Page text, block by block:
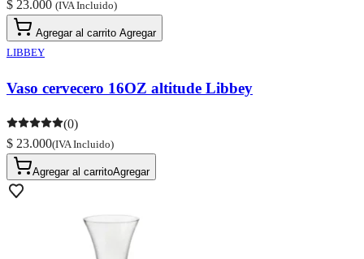
$ 23.000 (IVA Incluido)
Agregar al carrito Agregar
LIBBEY
Vaso cervecero 16OZ altitude Libbey
(0)
$ 23.000(IVA Incluido)
Agregar al carritoAgregar